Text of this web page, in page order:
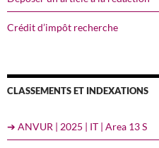
Crédit d’impôt recherche
CLASSEMENTS ET INDEXATIONS
➔ ANVUR | 2025 | IT | Area 13 S